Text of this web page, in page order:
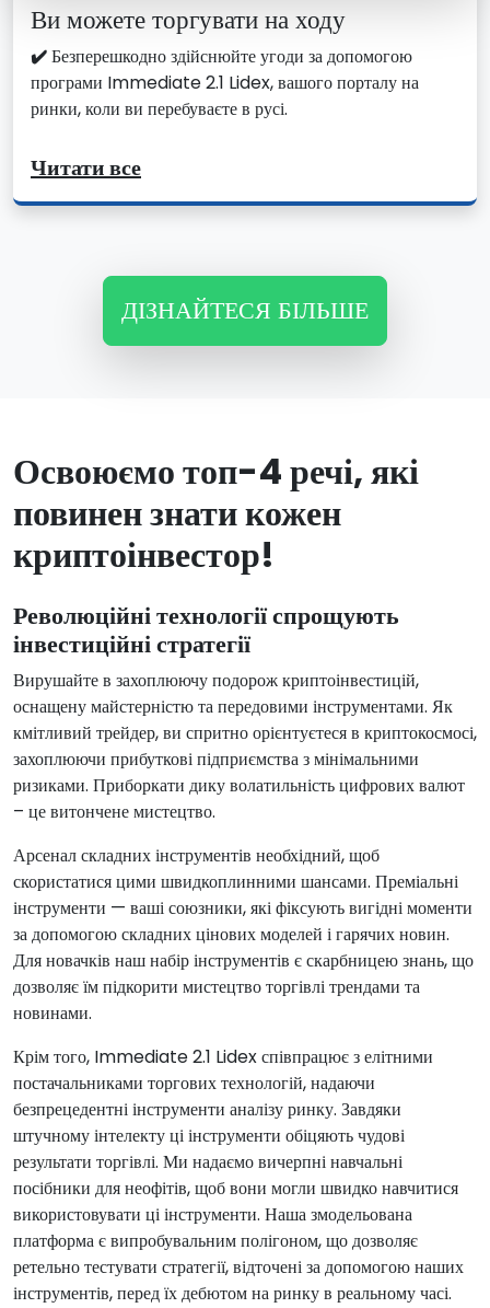
Ви можете торгувати на ходу
✔️Безперешкодно здійснюйте угоди за допомогою
програми Immediate 2.1 Lidex, вашого порталу на
ринки, коли ви перебуваєте в русі.
Читати все
ДІЗНАЙТЕСЯ БІЛЬШЕ
Освоюємо топ-4 речі, які
повинен знати кожен
криптоінвестор!
Революційні технології спрощують
інвестиційні стратегії
Вирушайте в захоплюючу подорож криптоінвестицій,
оснащену майстерністю та передовими інструментами. Як
кмітливий трейдер, ви спритно орієнтуєтеся в криптокосмосі,
захоплюючи прибуткові підприємства з мінімальними
ризиками. Приборкати дику волатильність цифрових валют
– це витончене мистецтво.
Арсенал складних інструментів необхідний, щоб
скористатися цими швидкоплинними шансами. Преміальні
інструменти — ваші союзники, які фіксують вигідні моменти
за допомогою складних цінових моделей і гарячих новин.
Для новачків наш набір інструментів є скарбницею знань, що
дозволяє їм підкорити мистецтво торгівлі трендами та
новинами.
Крім того, Immediate 2.1 Lidex співпрацює з елітними
постачальниками торгових технологій, надаючи
безпрецедентні інструменти аналізу ринку. Завдяки
штучному інтелекту ці інструменти обіцяють чудові
результати торгівлі. Ми надаємо вичерпні навчальні
посібники для неофітів, щоб вони могли швидко навчитися
використовувати ці інструменти. Наша змодельована
платформа є випробувальним полігоном, що дозволяє
ретельно тестувати стратегії, відточені за допомогою наших
інструментів, перед їх дебютом на ринку в реальному часі.